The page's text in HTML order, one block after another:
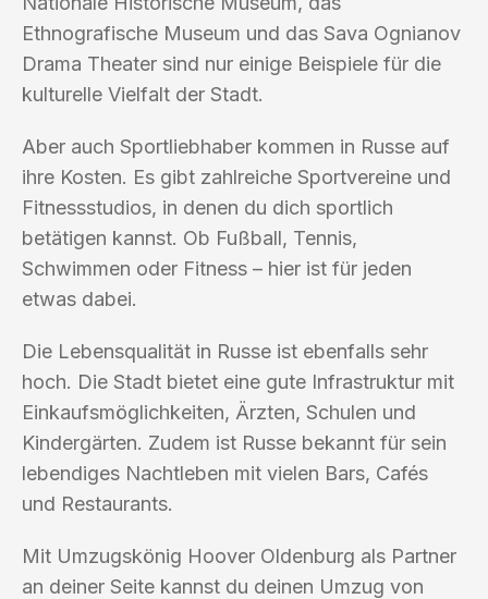
Ethnografische Museum und das Sava Ognianov
Drama Theater sind nur einige Beispiele für die
kulturelle Vielfalt der Stadt.
Aber auch Sportliebhaber kommen in Russe auf
ihre Kosten. Es gibt zahlreiche Sportvereine und
Fitnessstudios, in denen du dich sportlich
betätigen kannst. Ob Fußball, Tennis,
Schwimmen oder Fitness – hier ist für jeden
etwas dabei.
Die Lebensqualität in Russe ist ebenfalls sehr
hoch. Die Stadt bietet eine gute Infrastruktur mit
Einkaufsmöglichkeiten, Ärzten, Schulen und
Kindergärten. Zudem ist Russe bekannt für sein
lebendiges Nachtleben mit vielen Bars, Cafés
und Restaurants.
Mit Umzugskönig Hoover Oldenburg als Partner
an deiner Seite kannst du deinen Umzug von